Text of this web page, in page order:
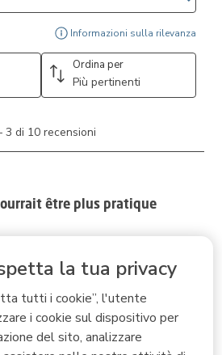
la tua privacy
tutti i cookie”, l'utente
i cookie sul dispositivo per
del sito, analizzare
Informazioni sulla rilevanza
Ordina per
Più pertinenti
3 di 10 recensioni
être plus pratique
d'être repensés : -
(mon mari d'1m90 se casse le
un peu basse) - lorsque l'on